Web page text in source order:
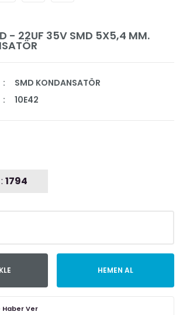
- 22UF 35V SMD 5X5,4 MM.
SMD KONDANSATÖR
10E42
1794
HEMEN AL
Haber Ver